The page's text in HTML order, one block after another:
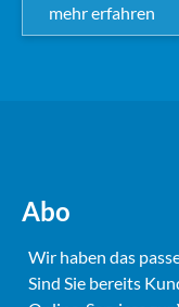
mehr erfahren
Abo
Wir haben das
Sind Sie bereits